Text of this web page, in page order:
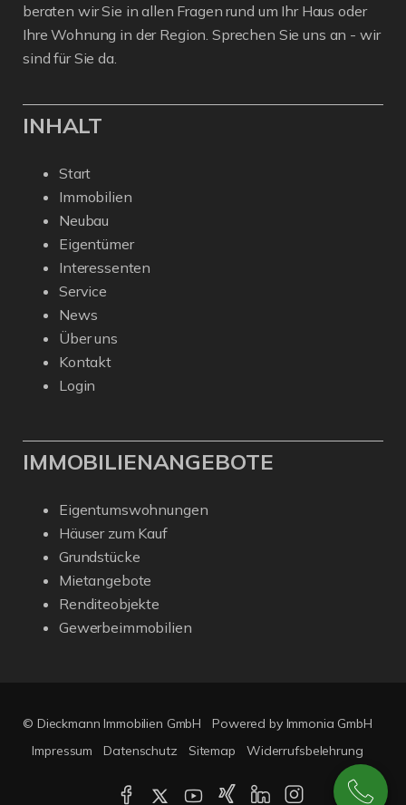
beraten wir Sie in allen Fragen rund um Ihr Haus oder
Ihre Wohnung in der Region. Sprechen Sie uns an - wir
sind für Sie da.
INHALT
Start
Immobilien
Neubau
Eigentümer
Interessenten
Service
News
Über uns
Kontakt
Login
IMMOBILIENANGEBOTE
Eigentumswohnungen
Häuser zum Kauf
Grundstücke
Mietangebote
Renditeobjekte
Gewerbeimmobilien
© Dieckmann Immobilien GmbH
Powered by Immonia GmbH
Impressum
Datenschutz Sitemap Widerrufsbelehrung